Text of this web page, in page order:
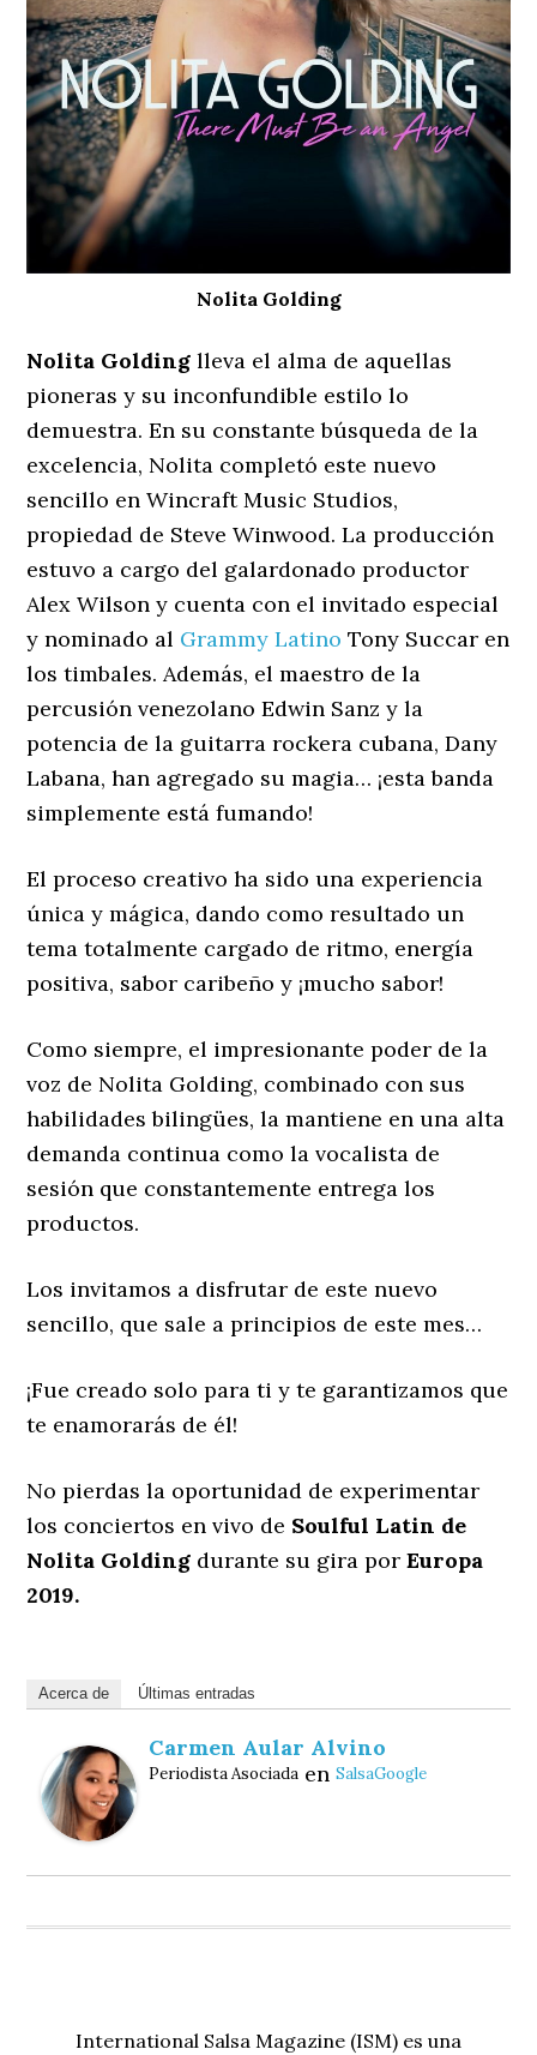
Nolita Golding
Nolita Golding lleva el alma de aquellas
pioneras y su inconfundible estilo lo
demuestra. En su constante búsqueda de la
excelencia, Nolita completó este nuevo
sencillo en Wincraft Music Studios,
propiedad de Steve Winwood. La producción
estuvo a cargo del galardonado productor
Alex Wilson y cuenta con el invitado especial
y nominado al Grammy Latino Tony Succar en
los timbales. Además, el maestro de la
percusión venezolano Edwin Sanz y la
potencia de la guitarra rockera cubana, Dany
Labana, han agregado su magia… ¡esta banda
simplemente está fumando!
El proceso creativo ha sido una experiencia
única y mágica, dando como resultado un
tema totalmente cargado de ritmo, energía
positiva, sabor caribeño y ¡mucho sabor!
Como siempre, el impresionante poder de la
voz de Nolita Golding, combinado con sus
habilidades bilingües, la mantiene en una alta
demanda continua como la vocalista de
sesión que constantemente entrega los
productos.
Los invitamos a disfrutar de este nuevo
sencillo, que sale a principios de este mes…
¡Fue creado solo para ti y te garantizamos que
te enamorarás de él!
No pierdas la oportunidad de experimentar
los conciertos en vivo de Soulful Latin de
Nolita Golding durante su gira porEuropa
2019.
Acerca de Últimas entradas
Carmen Aular Alvino
Periodista Asociada enSalsaGoogle
International Salsa Magazine (ISM) es una